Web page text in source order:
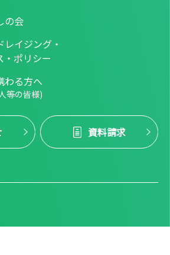
の会
イジング・
・ポリシー
わる方へ
等の皆様)
資料請求